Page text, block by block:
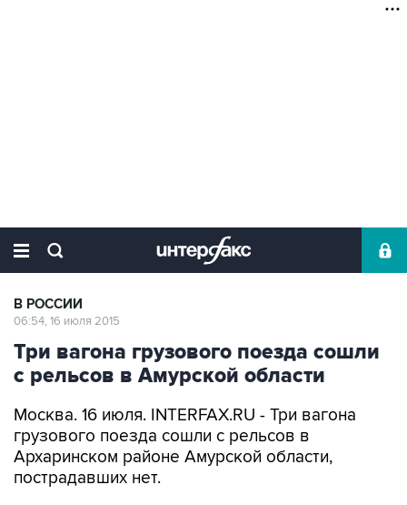
В РОССИИ
06:54, 16 июля 2015
Три вагона грузового поезда сошли
с рельсов в Амурской области
Москва. 16 июля. INTERFAX.RU - Три вагона
грузового поезда сошли с рельсов в
Архаринском районе Амурской области,
пострадавших нет.